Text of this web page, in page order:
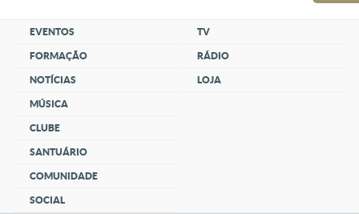
EVENTOS
FORMAÇÃO
NOTÍCIAS
MÚSICA
CLUBE
SANTUÁRIO
COMUNIDADE
SOCIAL
TV
RÁDIO
LOJA